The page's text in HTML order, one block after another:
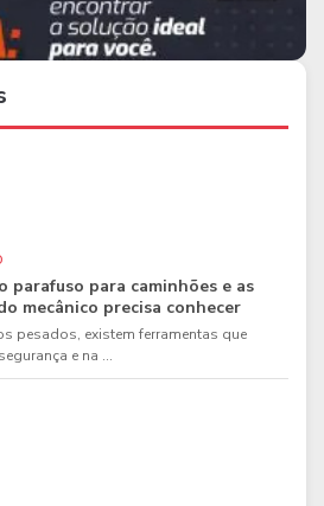
parafuso para caminhões e as
mecânico precisa conhecer
pesados, existem ferramentas que
e na ...